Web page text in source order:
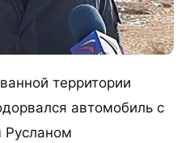
территории
автомобиль с
Русланом